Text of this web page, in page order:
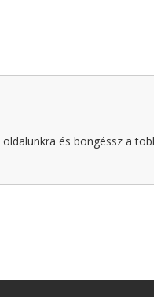
oldalunkra és böngéssz a